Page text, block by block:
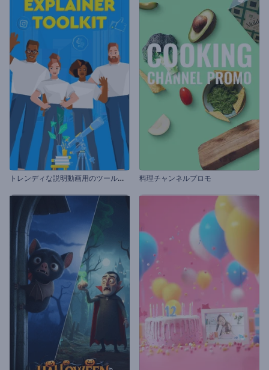
ト
レンディな説明動画用のツールキット 料理チャンネルプロモ